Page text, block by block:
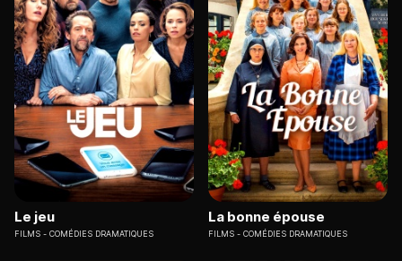
Le jeu
FILMS COMÉDIES DRAMATIQUES
La bonne épouse
FILMS COMÉDIES DRAMATIQUES